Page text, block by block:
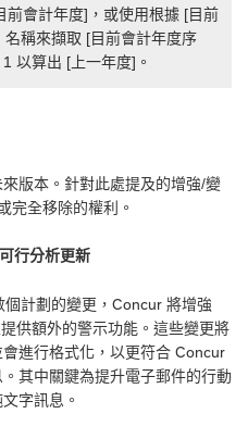
前會計年度]，或使用根據 [目前
名稱來擷取 [目前會計年度序
以算出 [上一年度]。
版本。針對此處提及的增強/變
完全移除的權利。
行分析更新
計劃的變更，Concur 將增強
供額外的警示功能。這些變更將
進行格式化，以更符合 Concur
其中關鍵為提升電子郵件的行動
字訊息。